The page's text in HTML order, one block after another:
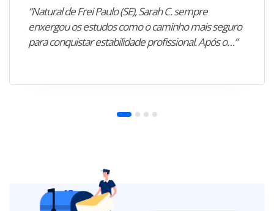
“Natural de Frei Paulo (SE), Sarah C. sempre
enxergou os estudos como o caminho mais seguro
para conquistar estabilidade profissional. Após o…”